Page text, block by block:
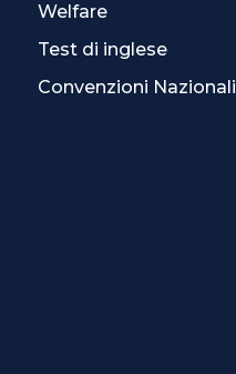
Welfare
Test di inglese
Convenzioni Nazionali